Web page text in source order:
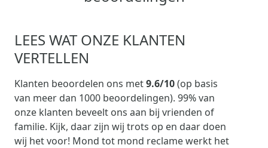
LEES WAT ONZE KLANTEN
VERTELLEN
Klanten beoordelen ons met9.6/10(op basis
van meer dan 1000 beoordelingen). 99% van
onze klanten beveelt ons aan bij vrienden of
familie. Kijk, daar zijn wij trots op en daar doen
wij het voor! Mond tot mond reclame werkt het